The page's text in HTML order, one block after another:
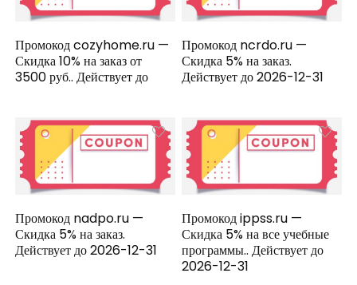
Промокод cozyhome.ru —
Скидка 10% на заказ от
3500 руб.. Действует до
Промокод ncrdo.ru —
Скидка 5% на заказ.
Действует до 2026-12-31
Промокод nadpo.ru —
Скидка 5% на заказ.
Действует до 2026-12-31
Промокод ippss.ru —
Скидка 5% на все учебные
программы.. Действует до
2026-12-31